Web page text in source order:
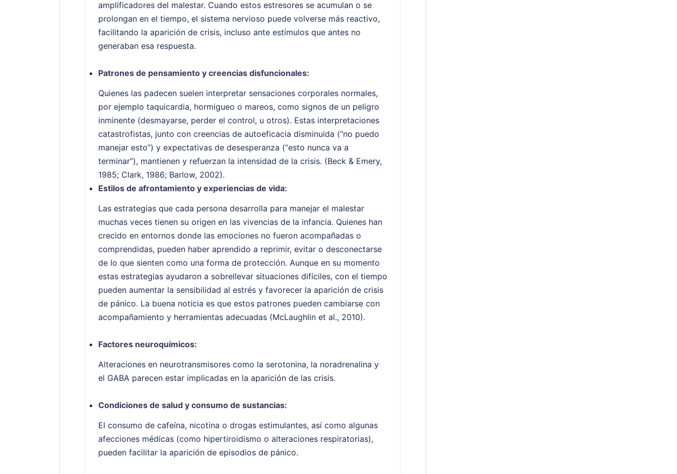
amplificadores del malestar. Cuando estos estresores se acumulan o se
prolongan en el tiempo, el sistema nervioso puede volverse más reactivo,
facilitando la aparición de crisis, incluso ante estímulos que antes no
generaban esa respuesta.
Patrones de pensamiento y creencias disfuncionales:
Quienes las padecen suelen interpretar sensaciones corporales normales,
por ejemplo taquicardia, hormigueo o mareos, como signos de un peligro
inminente (desmayarse, perder el control, u otros). Estas interpretaciones
catastrofistas, junto con creencias de autoeficacia disminuida (“no puedo
manejar esto”) y expectativas de desesperanza (“esto nunca va a
terminar”), mantienen y refuerzan la intensidad de la crisis. (Beck & Emery,
1985; Clark, 1986; Barlow, 2002).
Estilos de afrontamiento y experiencias de vida:
Las estrategias que cada persona desarrolla para manejar el malestar
muchas veces tienen su origen en las vivencias de la infancia. Quienes han
crecido en entornos donde las emociones no fueron acompañadas o
comprendidas, pueden haber aprendido a reprimir, evitar o desconectarse
de lo que sienten como una forma de protección. Aunque en su momento
estas estrategias ayudaron a sobrellevar situaciones difíciles, con el tiempo
pueden aumentar la sensibilidad al estrés y favorecer la aparición de crisis
de pánico. La buena noticia es que estos patrones pueden cambiarse con
acompañamiento y herramientas adecuadas (McLaughlin et al., 2010).
Factores neuroquímicos:
Alteraciones en neurotransmisores como la serotonina, la noradrenalina y
el GABA parecen estar implicadas en la aparición de las crisis.
Condiciones de salud y consumo de sustancias:
El consumo de cafeína, nicotina o drogas estimulantes, así como algunas
afecciones médicas (como hipertiroidismo o alteraciones respiratorias),
pueden facilitar la aparición de episodios de pánico.